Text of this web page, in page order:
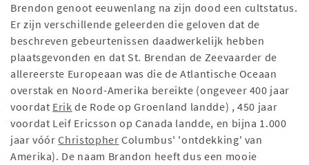
Brendon genoot eeuwenlang na zijn dood een cultstatus.
Er zijn verschillende geleerden die geloven dat de
beschreven gebeurtenissen daadwerkelijk hebben
plaatsgevonden en dat St. Brendan de Zeevaarder de
allereerste Europeaan was die de Atlantische Oceaan
overstak en Noord-Amerika bereikte (ongeveer 400 jaar
voordat Erik de Rode op Groenland landde) , 450 jaar
voordat Leif Ericsson op Canada landde, en bijna 1.000
jaar vóórChristopher Columbus' 'ontdekking' van
Amerika). De naam Brandon heeft dus een mooie